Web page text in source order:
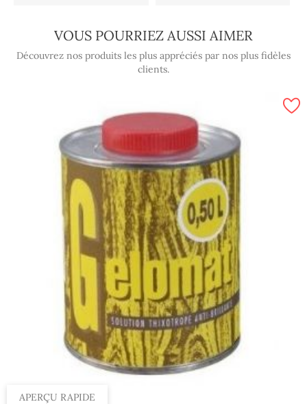
VOUS POURRIEZ AUSSI AIMER
Découvrez nos produits les plus appréciés par nos plus fidèles
clients.
APERÇU RAPIDE